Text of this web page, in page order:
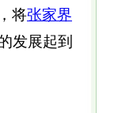
将张家界
发展起到